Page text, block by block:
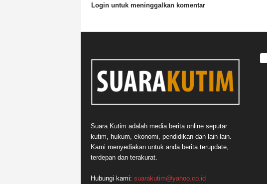
Login untuk meninggalkan komentar
Suara Kutim adalah media berita online seputar
kutim, hukum, ekonomi, pendidikan dan lain-lain.
Kami menyediakan untuk anda berita terupdate,
terdepan dan terakurat.
Hubungi kami: suarakutim@yahoo.co.id